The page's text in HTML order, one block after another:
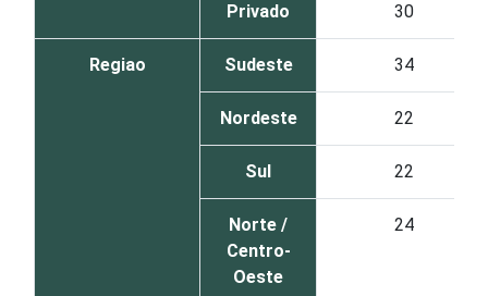
Privado 30
Regiao Sudeste 34
Nordeste 22
Sul 22
Norte /
Centro-
Oeste
24